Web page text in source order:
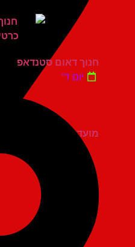
מועדון הגריי יהוד
חנוך דאום סטנדאפ
יום ד'